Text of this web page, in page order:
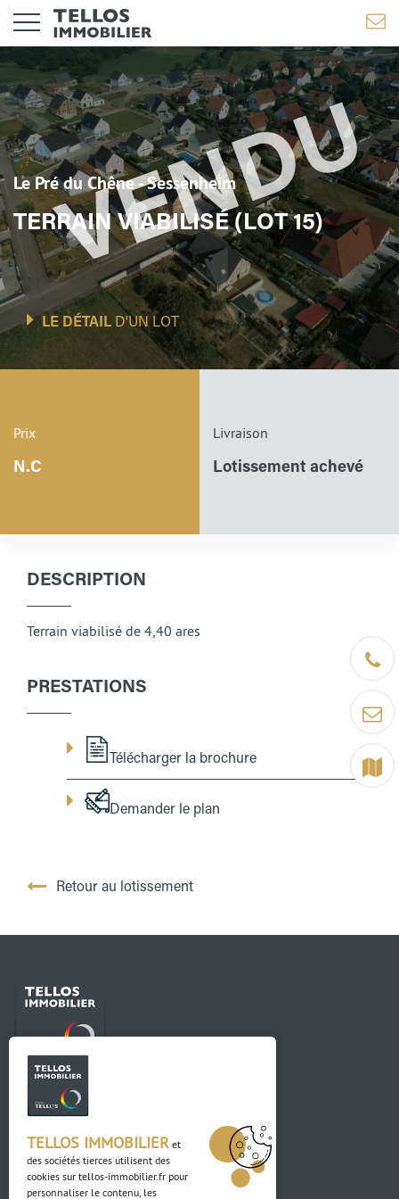
Être
Contact
Terrain
Le Pré du Chêne - Sessenheim
TERRAIN VIABILISÉ (LOT 15)
LE DÉTAIL D'UN LOT
Prix
N.C
Livraison
Lotissement achevé
DESCRIPTION
Terrain viabilisé de 4,40 ares
PRESTATIONS
Télécharger la brochure
Demander le plan
Retour au lotissement
Contact
03 88 04 84 84
Adresse
TELLOS IMMOBILIER et
des sociétés tierces utilisent des
cookies sur tellos-immobilier.fr pour
personnaliser le contenu, les